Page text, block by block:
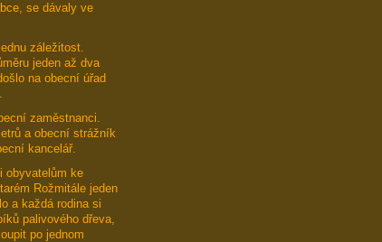
se dávaly ve
záležitost.
jeden až dva
na obecní úřad
zaměstnanci.
a obecní strážník
kancelář.
obyvatelům ke
Rožmitále jeden
a každá rodina si
palivového dřeva,
po jednom